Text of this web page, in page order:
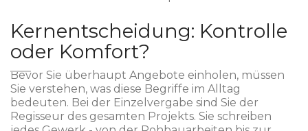
Kernentscheidung: Kontrolle
oder Komfort?
Bevor Sie überhaupt Angebote einholen, müssen
Sie verstehen, was diese Begriffe im Alltag
bedeuten. Bei der Einzelvergabe sind Sie der
Regisseur des gesamten Projekts. Sie schreiben